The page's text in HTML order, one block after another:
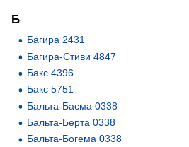
Б
Багира 2431
Багира-Стиви 4847
Бакс 4396
Бакс 5751
Бальта-Басма 0338
Бальта-Берта 0338
Бальта-Богема 0338